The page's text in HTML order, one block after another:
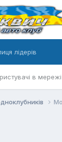
в мережі
лідерів